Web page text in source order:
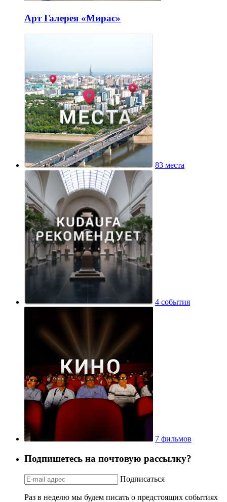
Арт Галерея «Мирас»
83 места
4 события
7 фильмов
Подпишетесь на почтовую рассылку?
Подписаться
Раз в неделю мы будем писать о предстоящих событиях